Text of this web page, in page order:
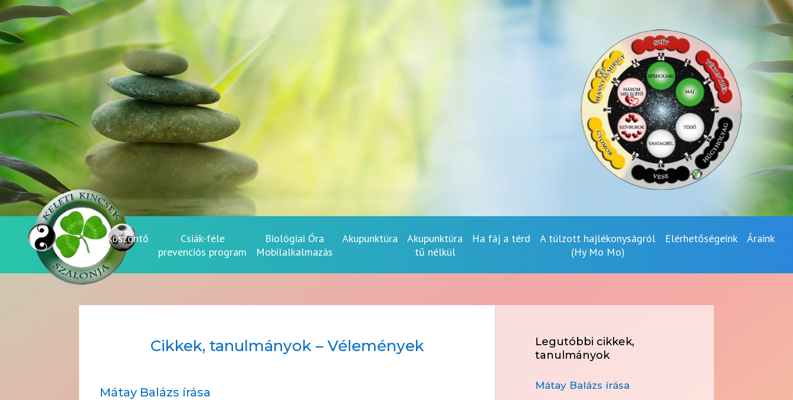
Köszöntő
Csiák-féle
prevenciós program
Biológiai Óra
Mobilalkalmazás
Akupunktúra
Akupunktúra
tű nélkül
Ha fáj a térd
A túlzott hajlékonyságról
(Hy Mo Mo)
Elérhetőségeink Áraink
Cikkek, tanulmányok – Vélemények
Mátay Balázs írása
Legutóbbi cikkek,
tanulmányok
Mátay Balázs írása